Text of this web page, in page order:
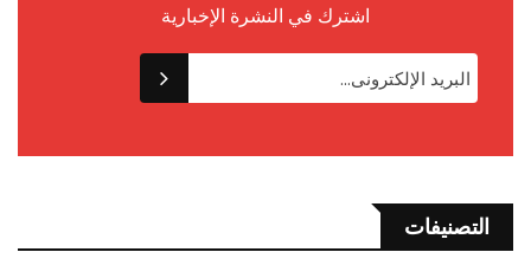
اشترك في النشرة الإخبارية
التصنيفات